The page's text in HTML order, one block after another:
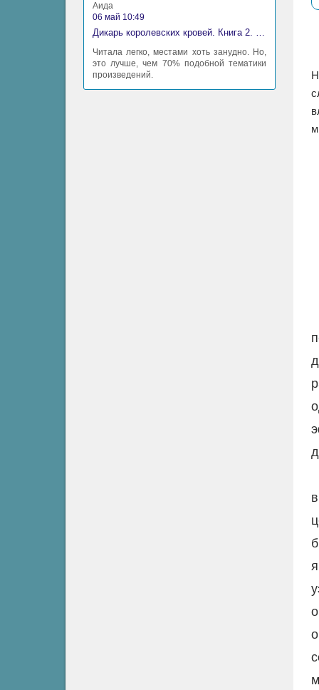
Аида
06 май 10:49
Дикарь королевских кровей. Книга 2. Леди-фаворитка - Анна Сергеевна Гаврилова
Читала легко, местами хоть занудно. Но,
это лучше, чем 70% подобной тематики
произведений.